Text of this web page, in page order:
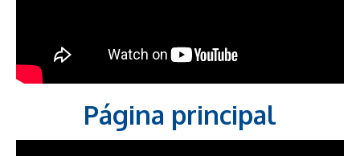
Página principal